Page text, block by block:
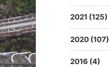
2021 (125)
2020 (107)
2016 (4)